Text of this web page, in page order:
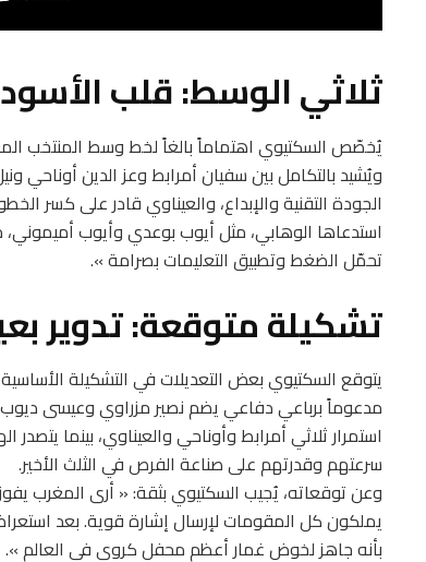
ثلاثي الوسط: قلب
يُخصّص السكتيوي اهتماماً بالغاً لخط وسط المنتخب
ويُشيد بالتكامل بين سفيان أمرابط وعز الدين أوناحي
الجودة التقنية والإبداع، والعيناوي قادر على كسر
استدعاها الوهابي، مثل أيوب بوعدي وأيوب
تحمّل الضغط وتطبيق التعليمات بصرامة ».
تشكيلة متوقعة: تدوير
يتوقع السكتيوي بعض التعديلات في التشكيلة
مدعوماً برباعي دفاعي يضم نصير مزراوي وعيسى
استمرار ثلاثي أمرابط وأوناحي والعيناوي، بينما
سرعتهم وقدرتهم على صناعة الفرص في الثلث الأخير.
يملكون كل المقومات لإرسال إشارة قوية. بعد
بأنه جاهز لخوض غمار أعظم محفل كروي في العالم ».